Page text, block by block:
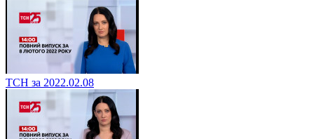
ТСН за 2022.02.08